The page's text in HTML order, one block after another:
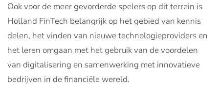
Ook voor de meer gevorderde spelers op dit terrein is
Holland FinTech belangrijk op het gebied van kennis
delen, het vinden van nieuwe technologieproviders en
het leren omgaan met het gebruik van de voordelen
van digitalisering en samenwerking met innovatieve
bedrijven in de financiële wereld.